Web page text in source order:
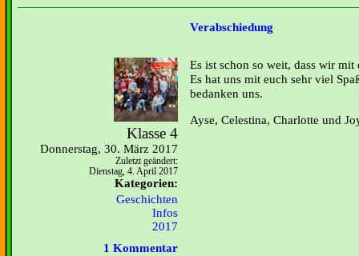
Verabschiedung
Klasse 4
Donnerstag, 30. März 2017
Zuletzt geändert:
Dienstag, 4. April 2017
Kategorien:
Geschichten
Infos
2017
1 Kommentar
Es ist schon so weit, dass wir
Es hat uns mit euch sehr viel
bedanken uns.
Ayse, Celestina, Charlotte und